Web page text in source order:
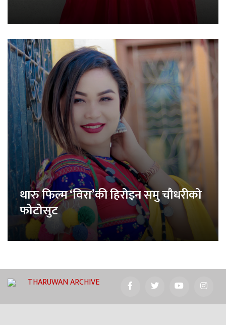
थारु फिल्म ‘विरा’की हिरोइन समु चौधरीको
फोटोसुट
THARUWAN ARCHIVE